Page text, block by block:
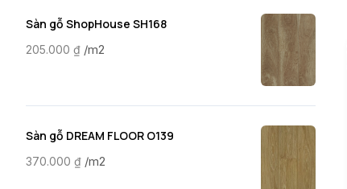
Sàn gỗ ShopHouse SH168
205.000 ₫ /m2
Sàn gỗ DREAM FLOOR O139
370.000 ₫ /m2